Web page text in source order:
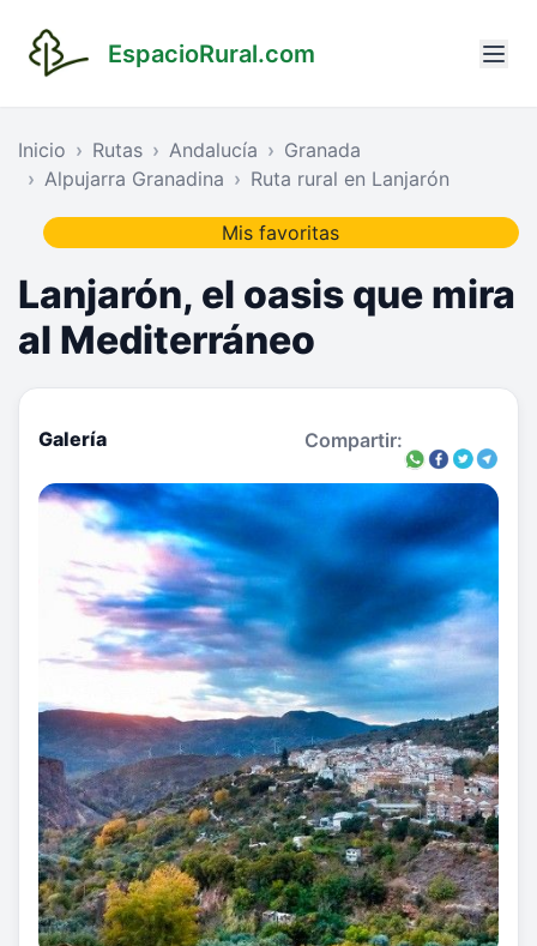
EspacioRural.com
Inicio Rutas Andalucía
Granada
Alpujarra Granadina
Ruta rural en Lanjarón
Mis favoritas
Lanjarón, el oasis que mira
al Mediterráneo
Galería Compartir: